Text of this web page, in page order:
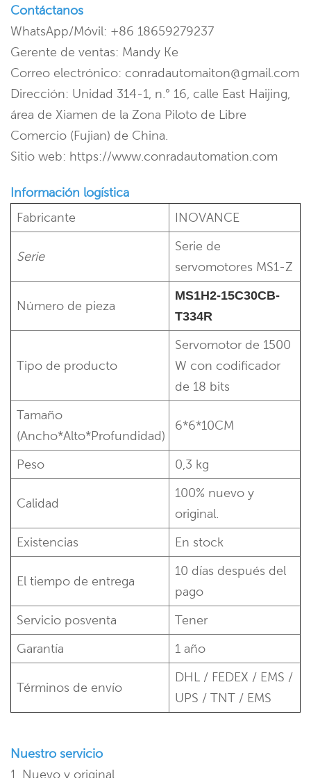
Contáctanos
WhatsApp/Móvil: +86 18659279237
Gerente de ventas: Mandy Ke
Correo electrónico: conradautomaiton@gmail.com
Dirección: Unidad 314-1, n.° 16, calle East Haijing,
área de Xiamen de la Zona Piloto de Libre
Comercio (Fujian) de China.
Sitio web: https://www.conradautomation.com
Información logística
Fabricante
INOVANCE
Serie
Serie de
servomotores MS1-Z
Número de pieza
MS1H2-15C30CB-
T334R
Tipo de producto
Servomotor de 1500
W con codificador
de 18 bits
Tamaño
(Ancho*Alto*Profundidad)
6*6*10CM
Peso 0,3 kg
Calidad
100% nuevo y
original.
Existencias
En stock
El tiempo de entrega
10 días después del
pago
Servicio posventa
Tener
Garantía
1 año
Términos de envío
DHL / FEDEX / EMS /
UPS / TNT / EMS
Nuestro servicio
1. Nuevo y original